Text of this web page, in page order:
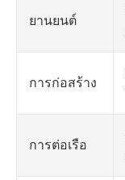
ยานยนต์
การก่อสร้าง
การต่อเรือ